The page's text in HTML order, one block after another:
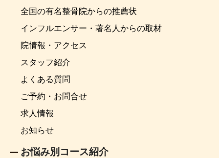
全国の有名整骨院からの推薦状
インフルエンサー・著名人からの取材
院情報・アクセス
スタッフ紹介
よくある質問
ご予約・お問合せ
求人情報
お知らせ
お悩み別コース紹介